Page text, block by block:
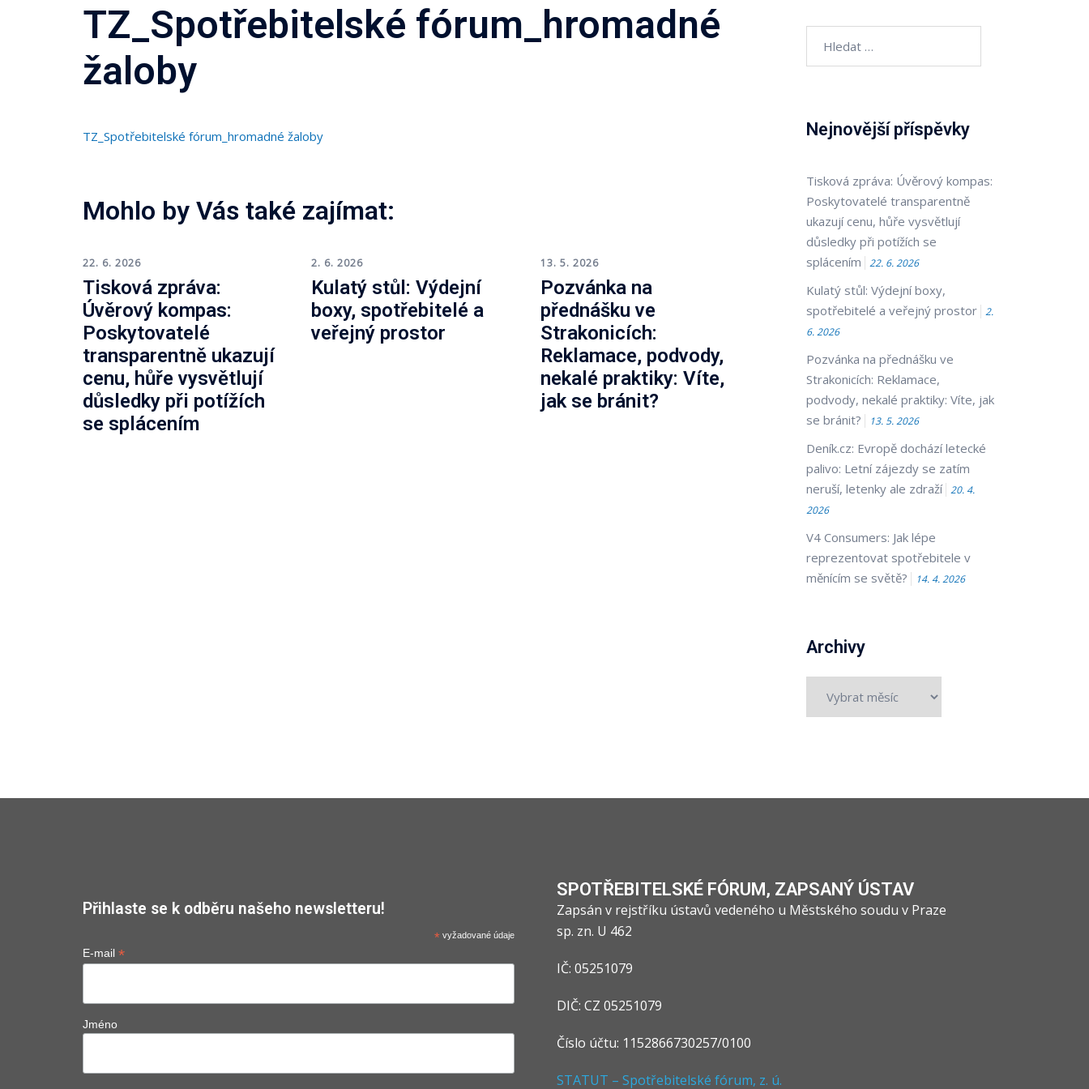
TZ_Spotřebitelské fórum_hromadné
žaloby
TZ_Spotřebitelské fórum_hromadné žaloby
Mohlo by Vás také zajímat:
22. 6. 2026
Tisková zpráva:
Úvěrový kompas:
Poskytovatelé
transparentně ukazují
cenu, hůře vysvětlují
důsledky při potížích
se splácením
2. 6. 2026
Kulatý stůl: Výdejní
boxy, spotřebitelé a
veřejný prostor
13. 5. 2026
Pozvánka na
přednášku ve
Strakonicích:
Reklamace, podvody,
nekalé praktiky: Víte,
jak se bránit?
Nejnovější příspěvky
Tisková zpráva: Úvěrový kompas:
Poskytovatelé transparentně
ukazují cenu, hůře vysvětlují
důsledky při potížích se
splácením
22. 6. 2026
Kulatý stůl: Výdejní boxy,
spotřebitelé a veřejný prostor
2.
6. 2026
Pozvánka na přednášku ve
Strakonicích: Reklamace,
podvody, nekalé praktiky: Víte, jak
se bránit?
13. 5. 2026
Deník.cz: Evropě dochází letecké
palivo: Letní zájezdy se zatím
neruší, letenky ale zdraží
20. 4.
2026
V4 Consumers: Jak lépe
reprezentovat spotřebitele v
měnícím se světě?
14. 4. 2026
Archivy
Přihlaste se k odběru našeho newsletteru!
*vyžadované údaje
E-mail *
Jméno
SPOTŘEBITELSKÉ FÓRUM, ZAPSANÝ ÚSTAV
Zapsán v rejstříku ústavů vedeného u Městského soudu v Praze
sp. zn. U 462
IČ: 05251079
DIČ: CZ 05251079
Číslo účtu: 1152866730257/0100
STATUT – Spotřebitelské fórum, z. ú.